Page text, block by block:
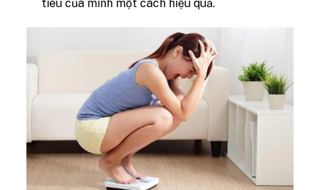
tiêu của mình một cách hiệu quả.